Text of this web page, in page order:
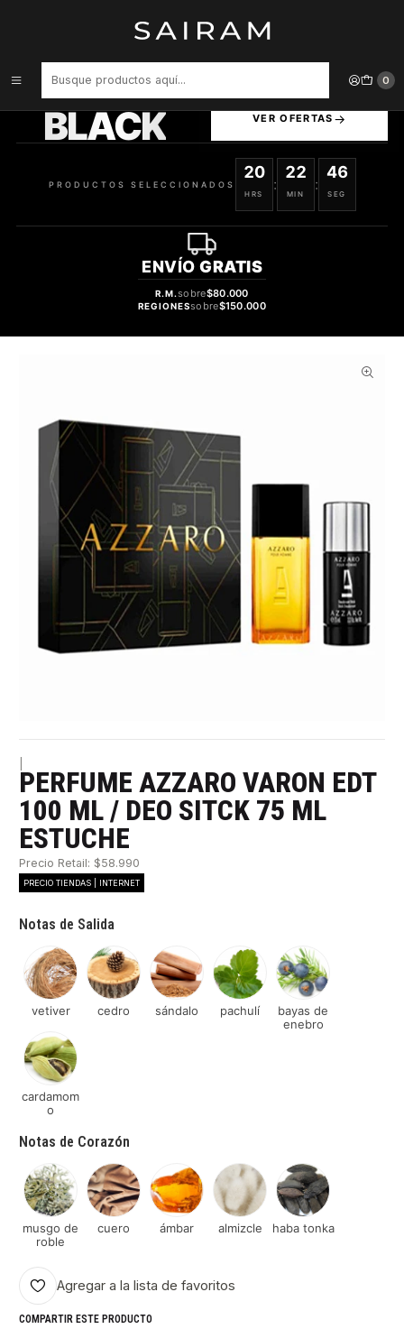
0
PERFUME AZZARO VARON EDT 100 ML / DEO SITCK 75 ML
BLACK VER OFERTAS
PRODUCTOS SELECCIONADOS
20
HRS
:
22
MIN
:
45
SEG
ENVÍO GRATIS
R.M.sobre$80.000
REGIONESsobre$150.000
PERFUME AZZARO VARON EDT
100 ML / DEO SITCK 75 ML
ESTUCHE
Precio Retail: $58.990
PRECIO TIENDAS | INTERNET
Notas de Salida
vetiver cedro sándalo pachulí
bayas de
enebro
cardamom
o
Notas de Corazón
musgo de
roble
cuero ámbar almizcle haba tonka
Agregar a la lista de favoritos
COMPARTIR ESTE PRODUCTO